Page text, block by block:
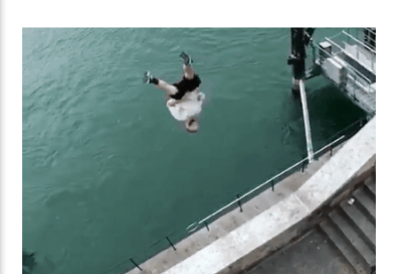
Sketchbook5, 스케치북5